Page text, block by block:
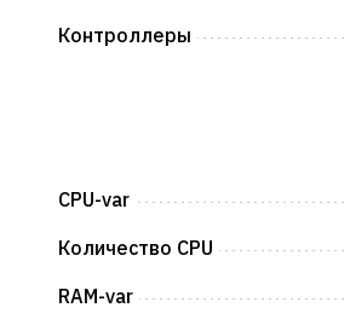
Контроллеры
CPU-var
Количество CPU
RAM-var